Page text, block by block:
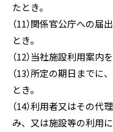
たとき。
（11）関係官公庁への
とき。
（12）当社施設利用案内
（13）所定の期日まで
とき。
（14）利用者又はその
み、又は施設等の利用